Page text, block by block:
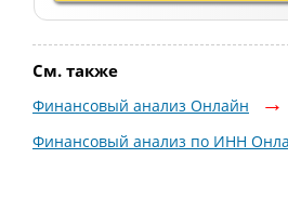
См. также
Финансовый анализ Онлайн
Финансовый анализ по ИНН